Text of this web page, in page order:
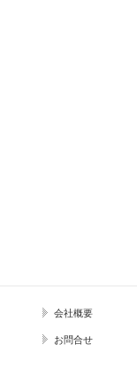
会社概要
お問合せ